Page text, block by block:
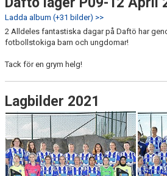
Ladda album (+31 bilder) >>
2 Alldeles fantastiska dagar på Daftö har
fotbollstokiga barn och ungdomar!
Tack för en grym helg!
Lagbilder 2021